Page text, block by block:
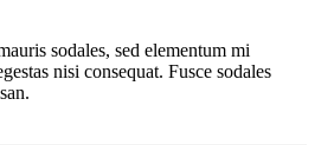
sodales, sed elementum mi
nisi consequat. Fusce sodales